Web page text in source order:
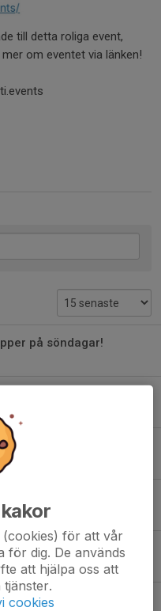
till detta roliga event,
om eventet via länken!
på söndagar!
volley
för att vår
för dig. De används
att hjälpa oss att
cookies